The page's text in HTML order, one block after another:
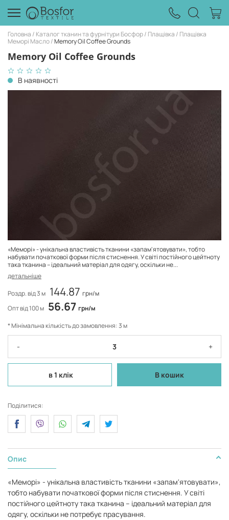
Головна Каталог тканин та фурнітури Босфор Плащівка
Плащівка
Меморі Масло Memory Oil Coffee Grounds
Memory Oil Coffee Grounds
В наявності
«Меморі» - унікальна властивість тканини «запам'ятовувати», тобто
набувати початкової форми після стиснення. У світі постійного цейтноту
така тканина – ідеальний матеріал для одягу, оскільки не...
детальніше
Роздр. від 3 м 144.87 грн/м
Опт від 100 м 56.67 грн/м
* Мінімальна кількість до замовлення: 3 м
- +
в 1 клік В кошик
Поділитися:
Опис
«Меморі» - унікальна властивість тканини «запам'ятовувати»,
тобто набувати початкової форми після стиснення. У світі
постійного цейтноту така тканина – ідеальний матеріал для
одягу, оскільки не потребує прасування.